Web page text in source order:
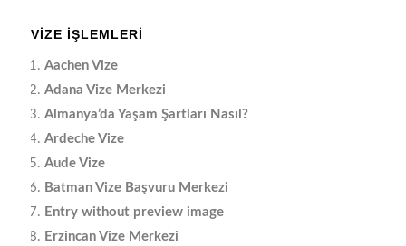
VIZE İŞLEMLERI
Aachen Vize
Adana Vize Merkezi
Almanya’da Yaşam Şartları Nasıl?
Ardeche Vize
Aude Vize
Batman Vize Başvuru Merkezi
Entry without preview image
Erzincan Vize Merkezi